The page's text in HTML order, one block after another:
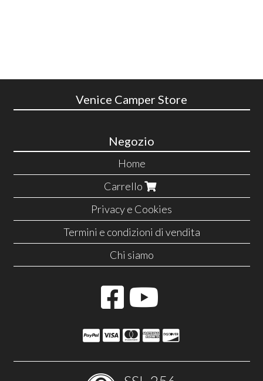
Venice Camper Store
Negozio
Home
Carrello
Privacy e Cookies
Termini e condizioni di vendita
Chi siamo